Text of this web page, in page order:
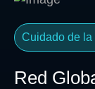
Cuidado de la
Red